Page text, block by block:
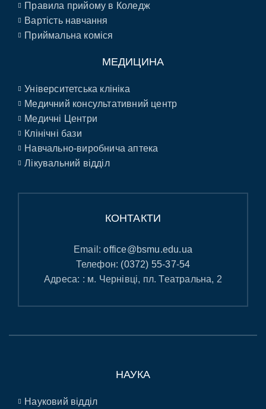
Правила прийому в Коледж
Вартість навчання
Приймальна коміся
МЕДИЦИНА
Університетська клініка
Медичний консультативний центр
Медичні Центри
Клінічні бази
Навчально-виробнича аптека
Лікувальний відділ
КОНТАКТИ
Email:office@bsmu.edu.ua
Телефон: (0372) 55-37-54
Адреса: : м. Чернівці, пл. Театральна, 2
НАУКА
Науковий відділ